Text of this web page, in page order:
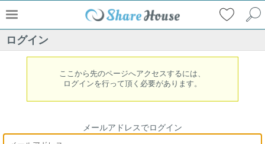
ログイン
ここから先のページへアクセスするには、
ログインを行って頂く必要があります。
メールアドレスでログイン